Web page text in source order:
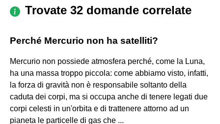
Trovate 32 domande correlate
Perché Mercurio non ha satelliti?
Mercurio non possiede atmosfera perché, come la Luna,
ha una massa troppo piccola: come abbiamo visto, infatti,
la forza di gravità non è responsabile soltanto della
caduta dei corpi, ma si occupa anche di tenere legati due
corpi celesti in un'orbita e di trattenere attorno ad un
pianeta le particelle di gas che ...